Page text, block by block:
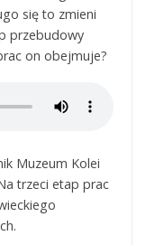
się to zmieni
przebudowy
on obejmuje?
Muzeum Kolei
trzeci etap prac